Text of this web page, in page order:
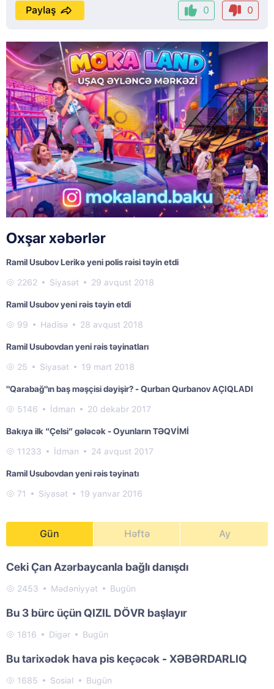
0 0
Paylaş
Oxşar xəbərlər
Ramil Usubov Lerikə yeni polis rəisi təyin etdi
2262 Siyasət 29 avqust 2018
Ramil Usubov yeni rəis təyin etdi
99 Hadisə 28 avqust 2018
Ramil Usubovdan yeni rəis təyinatları
25 Siyasət 19 mart 2018
"Qarabağ"ın baş məşçisi dəyişir? - Qurban Qurbanov AÇIQLADI
5146 İdman 20 dekabr 2017
Bakıya ilk “Çelsi” gələcək - Oyunların TƏQVİMİ
11233 İdman 24 avqust 2017
Ramil Usubovdan yeni rəis təyinatı
71 Siyasət 19 yanvar 2016
Gün Həftə Ay
Ceki Çan Azərbaycanla bağlı danışdı
2453 Mədəniyyət Bugün
Bu 3 bürc üçün QIZIL DÖVR başlayır
1816 Digər Bugün
Bu tarixədək hava pis keçəcək - XƏBƏRDARLIQ
1685 Sosial Bugün